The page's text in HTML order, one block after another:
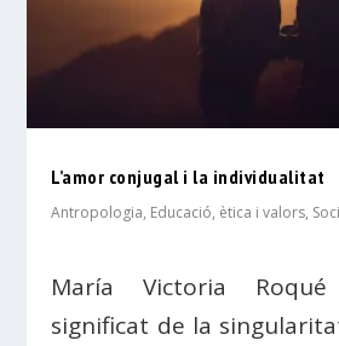
L’amor conjugal i la individualitat
Antropologia, Educació, ètica i valors,
María Victoria
significat de la